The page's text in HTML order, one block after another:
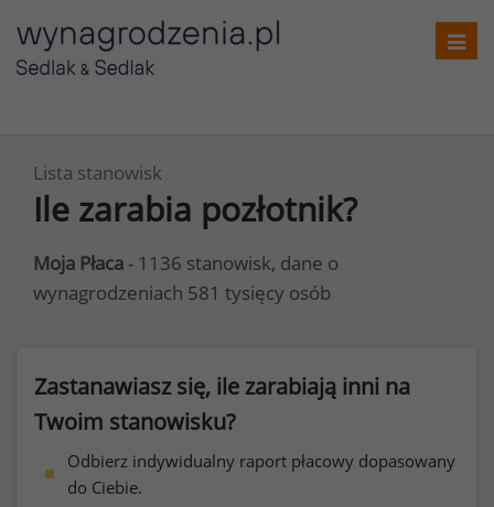
Lista stanowisk
Ile zarabia pozłotnik?
Moja Płaca - 1136 stanowisk, dane o
wynagrodzeniach 581 tysięcy osób
Zastanawiasz się, ile zarabiają inni na
Twoim stanowisku?
Odbierz indywidualny raport płacowy dopasowany
do Ciebie.